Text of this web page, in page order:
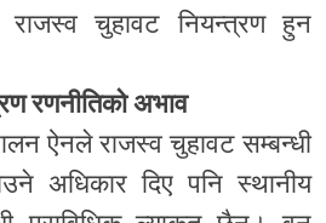
राजस्व चुहावट नियन्त्रण हुन
रणनीतिको अभाव
ऐनले राजस्व चुहावट सम्बन्धी
अधिकार दिए पनि स्थानीय